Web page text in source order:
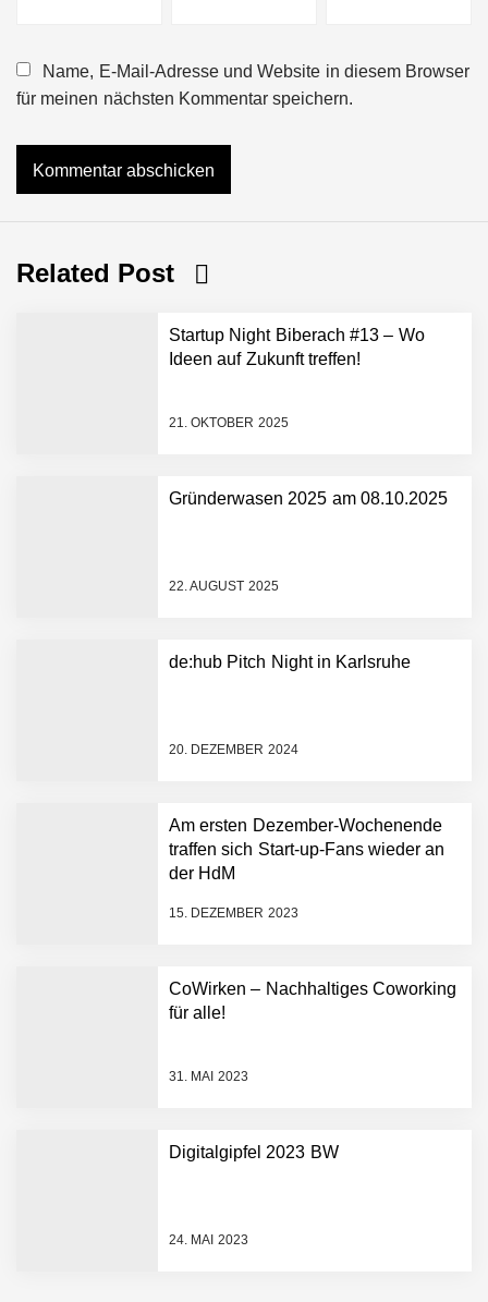
Name, E-Mail-Adresse und Website in diesem Browser
für meinen nächsten Kommentar speichern.
Related Post
Startup Night Biberach #13 – Wo
Ideen auf Zukunft treffen!
21. OKTOBER 2025
Gründerwasen 2025 am 08.10.2025
22. AUGUST 2025
de:hub Pitch Night in Karlsruhe
20. DEZEMBER 2024
Am ersten Dezember-Wochenende
traffen sich Start-up-Fans wieder an
der HdM
15. DEZEMBER 2023
CoWirken – Nachhaltiges Coworking
für alle!
31. MAI 2023
Digitalgipfel 2023 BW
24. MAI 2023
Dollar bekannt, um den
Plattform zu beschleunigen
NEURA Robotics und
AI breit auszurollen
Humanoider Roboter bringt
Hightech ins Stadion
Simulationsdienstleistung in
FiniteNow ermöglicht
Entwicklungsprozesse
Pyck im Employer Portrait